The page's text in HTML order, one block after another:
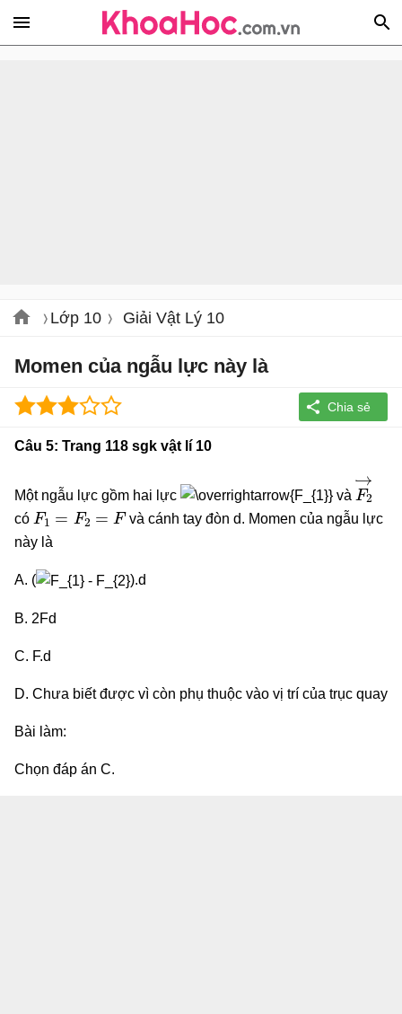
Lớp 10 Giải Vật Lý 10
Momen của ngẫu lực này là
Câu 5: Trang 118 sgk vật lí 10
Một ngẫu lực gồm hai lực và
F2
có
F1= 2= F
và cánh tay đòn d. Momen của ngẫu lực
này là
A. ( ).d
B. 2Fd
C. F.d
D. Chưa biết được vì còn phụ thuộc vào vị trí của trục quay
Bài làm:
Chọn đáp án C.